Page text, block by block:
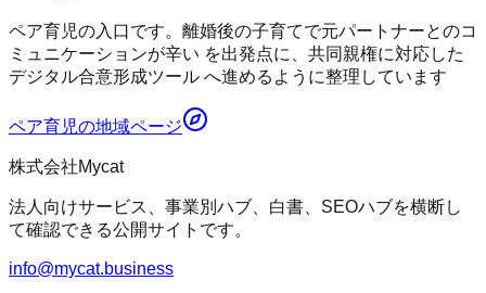
ペア育児の入口です。離婚後の子育てで元パートナーとのコ
ミュニケーションが辛い を出発点に、共同親権に対応した
デジタル合意形成ツール へ進めるように整理しています
ペア育児の地域ページ
株式会社Mycat
法人向けサービス、事業別ハブ、白書、SEOハブを横断し
て確認できる公開サイトです。
info@mycat.business